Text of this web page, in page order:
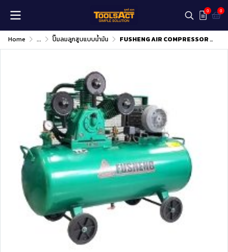
0 0
Home ... ปั๊มลมลูกสูบแบบน้ำมัน FUSHENG AIR COMPRESSOR MODEL : TA80-155